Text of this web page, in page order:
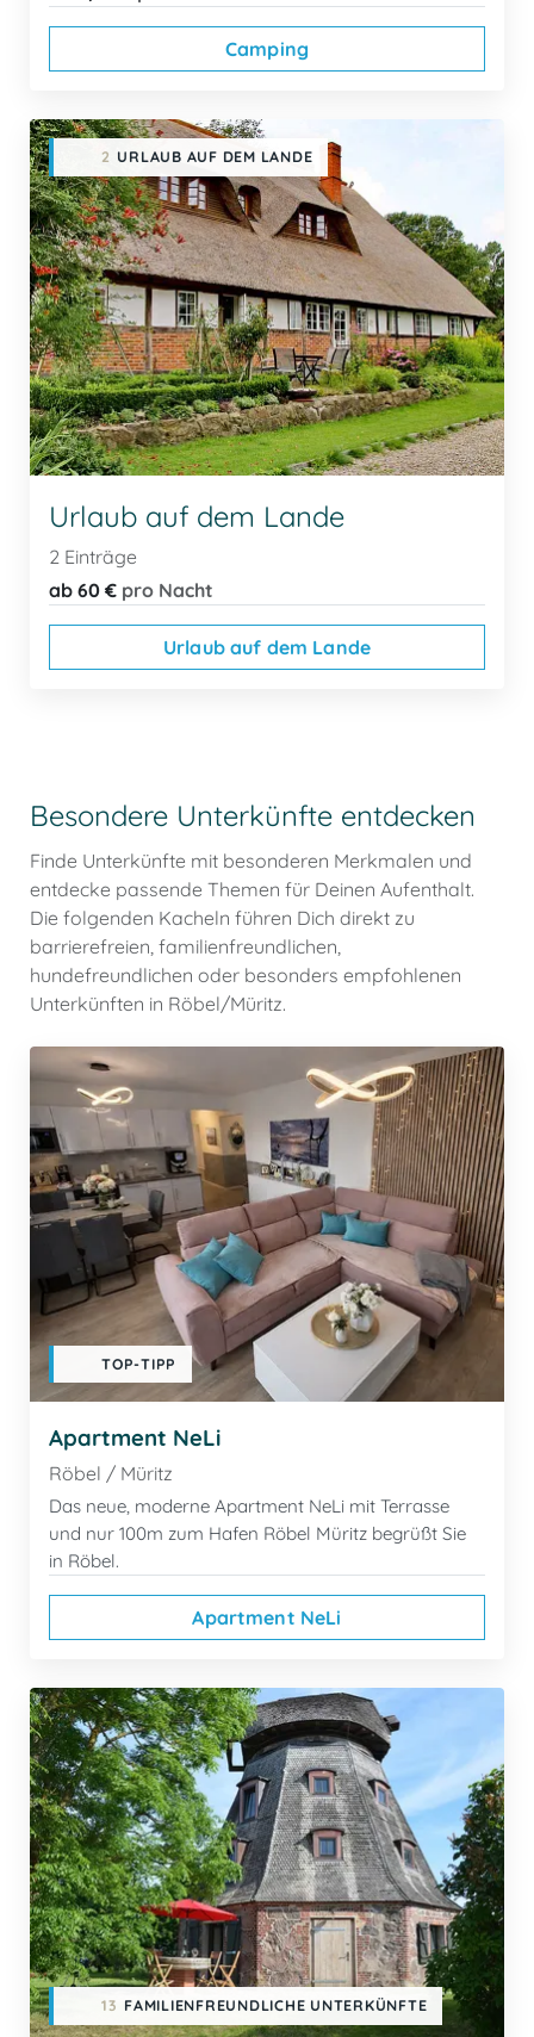
Camping
2 URLAUB AUF DEM LANDE
Urlaub auf dem Lande
2 Einträge
ab 60 € pro Nacht
Urlaub auf dem Lande
Besondere Unterkünfte entdecken
Finde Unterkünfte mit besonderen Merkmalen und
entdecke passende Themen für Deinen Aufenthalt.
Die folgenden Kacheln führen Dich direkt zu
barrierefreien, familienfreundlichen,
hundefreundlichen oder besonders empfohlenen
Unterkünften in Röbel/Müritz.
TOP-TIPP
Apartment NeLi
Röbel / Müritz
Das neue, moderne Apartment NeLi mit Terrasse
und nur 100m zum Hafen Röbel Müritz begrüßt Sie
in Röbel.
Apartment NeLi
13 FAMILIENFREUNDLICHE UNTERKÜNFTE